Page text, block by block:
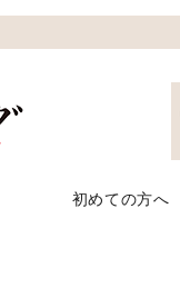
初めての方へ